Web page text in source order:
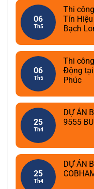
06
Th5
Thi
Tín
Bạch
06
Th5
Thi
Động
Phúc
25
Th4
DỰ ÁN
9555
25
Th4
DỰ ÁN